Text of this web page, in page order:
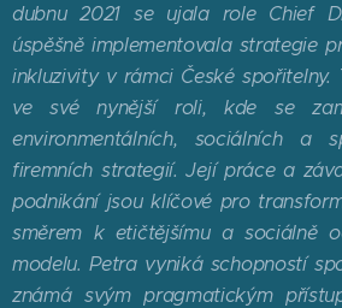
dubnu 2021 se ujala role Chief
úspěšně implementovala strategie
inkluzivity v rámci České
ve své nynější roli, kde se
environmentálních, sociálních a
firemních strategií. Její práce a
podnikání jsou klíčové pro
směrem k etičtějšímu a sociálně
modelu. Petra vyniká schopností
známá svým pragmatickým